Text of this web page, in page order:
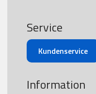
Service
Kundenservice
Information